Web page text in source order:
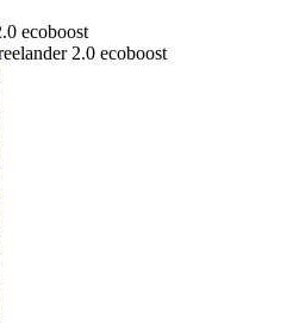
ecoboost
2.0 ecoboost